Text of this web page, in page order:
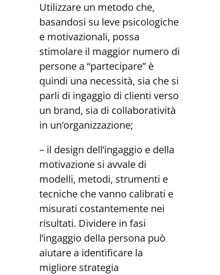
Utilizzare un metodo che,
basandosi su leve psicologiche
e motivazionali, possa
stimolare il maggior numero di
persone a “partecipare” è
quindi una necessità, sia che si
parli di ingaggio di clienti verso
un brand, sia di collaboratività
in un’organizzazione;
– il design dell’ingaggio e della
motivazione si avvale di
modelli, metodi, strumenti e
tecniche che vanno calibrati e
misurati costantemente nei
risultati. Dividere in fasi
l’ingaggio della persona può
aiutare a identificare la
migliore strategia